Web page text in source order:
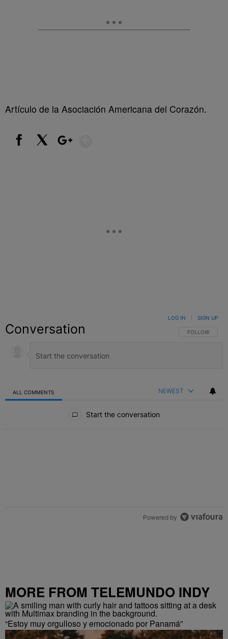
Artículo de la Asociación Americana del Corazón.
Conversation FOLLOW THIS
FOLLOW
LOG IN SIGN UP
ALL COMMENTS NEWEST
Start the conversation
Powered by
MORE FROM TELEMUNDO INDY
“Estoy muy orgulloso y emocionado por Panamá”